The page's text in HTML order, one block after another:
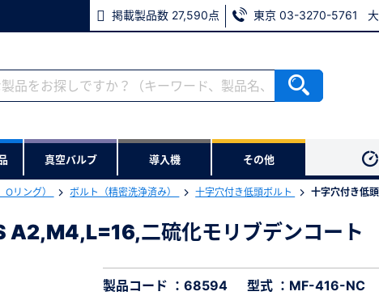
掲載製品数 27,590点 東京 03-3270-5761
真空バルブ 導入機 その他
リング） ボルト（精密洗浄済み） 十字穴付き低頭ボルト 十字穴付き低
A2,M4,L=16,二硫化モリブデンコート
製品コード ：68594 型式 ：MF-416-NC
ンロードをします。
ない方
用いただけます。
※メールアドレスを忘れた方は、